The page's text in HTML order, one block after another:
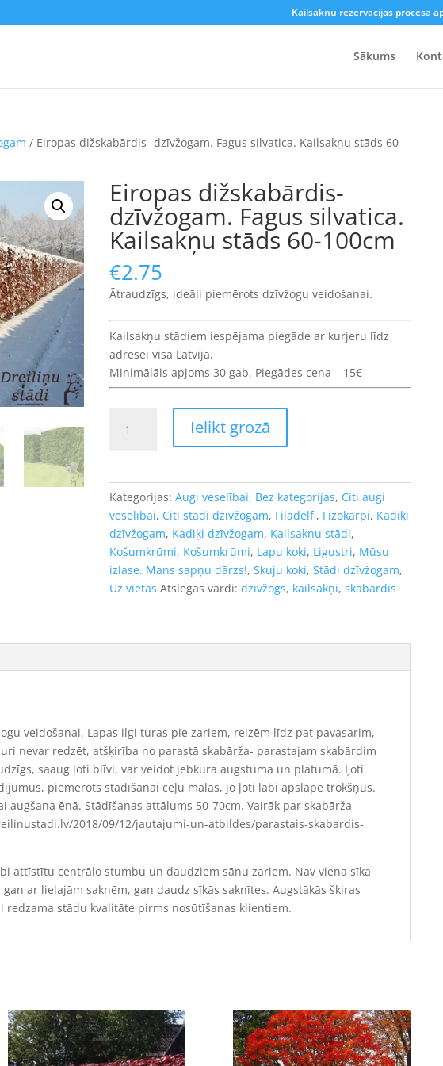
Kailsakņu rezervācijas procesa
Sākums
/ Eiropas dižskabārdis- dzīvžogam. Fagus silvatica. Kailsakņu stāds 60-
Eiropas dižskabārdis-
dzīvžogam. Fagus silvatica.
Kailsakņu stāds 60-100cm
€2.75
Ātraudzīgs, ideāli piemērots dzīvžogu veidošanai.
Kailsakņu stādiem iespējama piegāde ar kurjeru līdz
adresei visā Latvijā.
Minimālāis apjoms 30 gab. Piegādes cena – 15€
dižskabārdis-
silvatica.
Kailsakņu
stāds
60-
100cm
daudzums
Ielikt grozā
Kategorijas:Augi veselībai, Bez kategorijas, Citi augi
veselībai, Citi stādi dzīvžogam, Filadelfi, Fizokarpi, Kadiķi
dzīvžogam, Kadiķi dzīvžogam, Kailsakņu stādi,
Košumkrūmi, Košumkrūmi, Lapu koki, Ligustri, Mūsu
izlase. Mans sapņu dārzs!,Skuju koki,Stādi dzīvžogam,
Uz vietas Atslēgas vārdi:dzīvžogs, kailsakņi,skabārdis
veidošanai. Lapas ilgi turas pie zariem, reizēm līdz pat pavasarim,
nevar redzēt, atšķirība no parastā skabārža- parastajam skabārdim
saaug ļoti blīvi, var veidot jebkura augstuma un platumā. Ļoti
piemērots stādīšanai ceļu malās, jo ļoti labi apslāpē trokšņus.
augšana ēnā. Stādīšanas attālums 50-70cm. Vairāk par skabārža
2018/09/12/jautajumi-un-atbildes/parastais-skabardis-
attīstītu centrālo stumbu un daudziem sānu zariem. Nav viena sīka
ar lielajām saknēm, gan daudz sīkās saknītes. Augstākās šķiras
redzama stādu kvalitāte pirms nosūtīšanas klientiem.